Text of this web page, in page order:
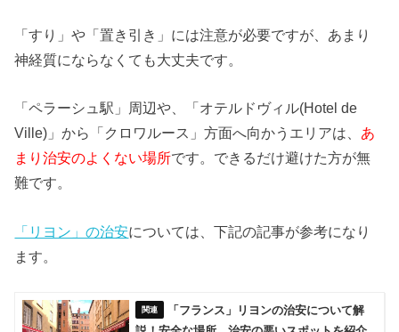
「すり」や「置き引き」には注意が必要ですが、あまり
神経質にならなくても大丈夫です。
「ペラーシュ駅」周辺や、「オテルドヴィル(Hotel de
Ville)」から「クロワルース」方面へ向かうエリアは、 あ
まり治安のよくない場所です。できるだけ避けた方が無
難です。
「リヨン」の治安については、下記の記事が参考になり
ます。
「フランス」リヨンの治安について解